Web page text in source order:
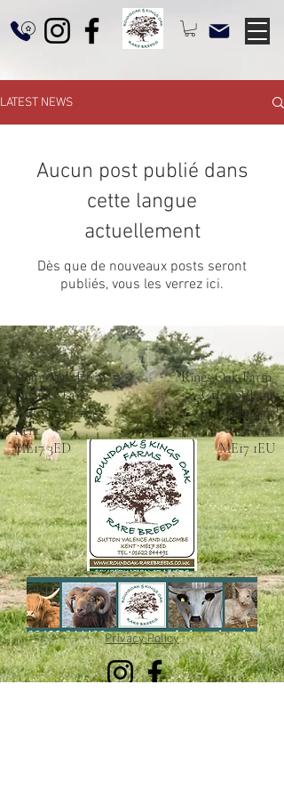
LATEST NEWS
Aucun post publié dans
cette langue
actuellement
Dès que de nouveaux posts seront
publiés, vous les verrez ici.
Roundoak Farm
Heniker Lane
Sutton Valence
Kent
ME17 3ED
Kings Oak Farm
Crumps Lane
Ulcombe
Kent
ME17 1EU
Privacy Policy